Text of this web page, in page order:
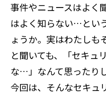
事件やニュースはよく
はよく知らない…とい
ょうか。実はわたしも
と聞いても、「セキュ
な…」なんて思ったり
今回は、そんなセキュ